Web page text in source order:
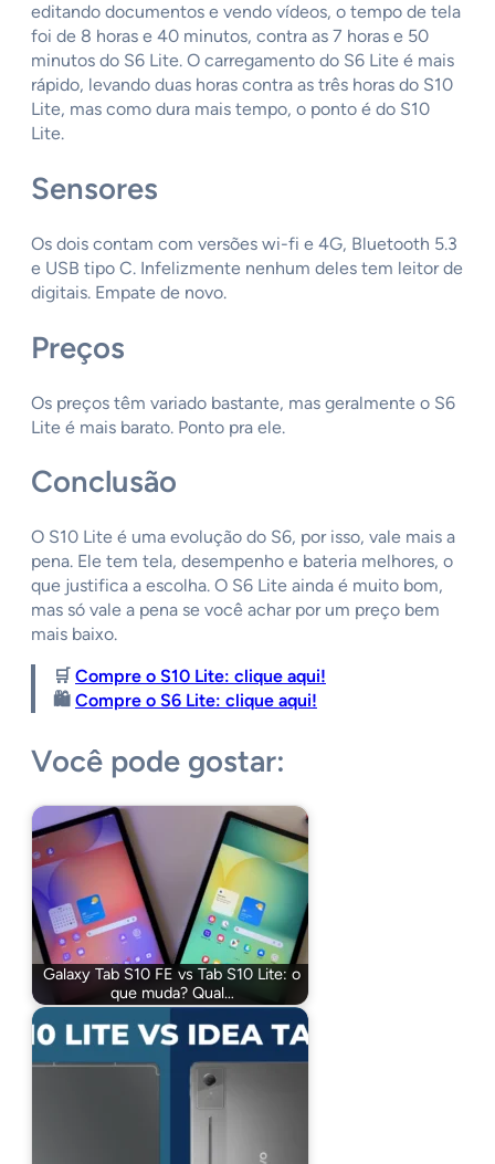
editando documentos e vendo vídeos, o tempo de tela
foi de 8 horas e 40 minutos, contra as 7 horas e 50
minutos do S6 Lite. O carregamento do S6 Lite é mais
rápido, levando duas horas contra as três horas do S10
Lite, mas como dura mais tempo, o ponto é do S10
Lite.
Sensores
Os dois contam com versões wi-fi e 4G, Bluetooth 5.3
e USB tipo C. Infelizmente nenhum deles tem leitor de
digitais. Empate de novo.
Preços
Os preços têm variado bastante, mas geralmente o S6
Lite é mais barato. Ponto pra ele.
Conclusão
O S10 Lite é uma evolução do S6, por isso, vale mais a
pena. Ele tem tela, desempenho e bateria melhores, o
que justifica a escolha. O S6 Lite ainda é muito bom,
mas só vale a pena se você achar por um preço bem
mais baixo.
🛒 Compre o S10 Lite: clique aqui!
🛍️ Compre o S6 Lite: clique aqui!
Você pode gostar:
Galaxy Tab S10 FE vs Tab S10 Lite: o
que muda? Qual…